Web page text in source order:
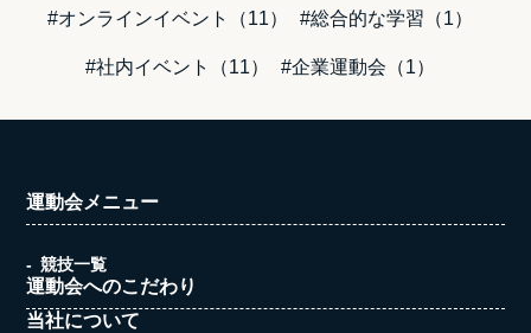
#オンラインイベント（11） #総合的な学習（1）
#社内イベント（11） #企業運動会（1）
運動会メニュー
競技一覧
運動会へのこだわり
当社について